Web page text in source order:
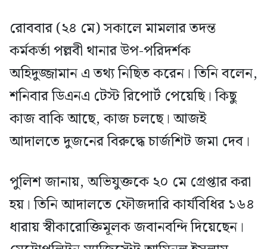
রোববার (২৪ মে) সকালে মামলার তদন্ত
কর্মকর্তা পল্লবী থানার উপ-পরিদর্শক
অহিদুজ্জামান এ তথ্য নিছিত করেন। তিনি বলেন,
শনিবার ডিএনএ টেস্ট রিপোর্ট পেয়েছি। কিছু
কাজ বাকি আছে, কাজ চলছে। আজই
আদালতে দুজনের বিরুদ্ধে চার্জশিট জমা দেব।
পুলিশ জানায়, অভিযুক্তকে ২০ মে গ্রেপ্তার করা
হয়। তিনি আদালতে ফৌজদারি কার্যবিধির ১৬৪
ধারায় স্বীকারোক্তিমূলক জবানবন্দি দিয়েছেন।